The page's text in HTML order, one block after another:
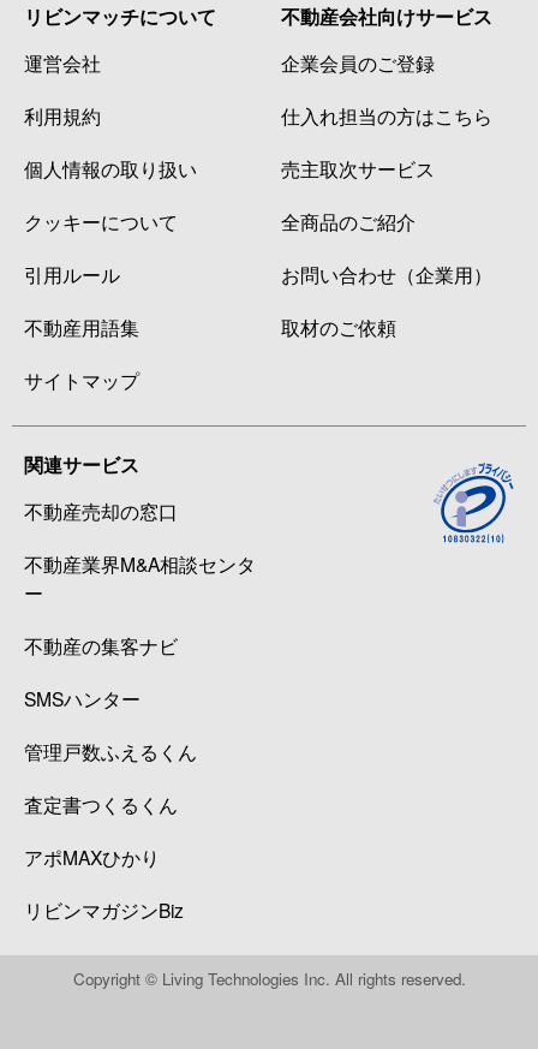
リビンマッチについて
運営会社
利用規約
個人情報の取り扱い
クッキーについて
引用ルール
不動産用語集
サイトマップ
不動産会社向けサービス
企業会員のご登録
仕入れ担当の方はこちら
売主取次サービス
全商品のご紹介
お問い合わせ（企業用）
取材のご依頼
関連サービス
不動産売却の窓口
不動産業界M&A相談センタ
ー
不動産の集客ナビ
SMSハンター
管理戸数ふえるくん
査定書つくるくん
アポMAXひかり
リビンマガジンBiz
Copyright © Living Technologies Inc. All rights reserved.